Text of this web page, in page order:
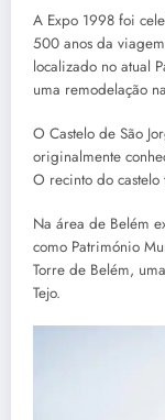
A Expo 1998 foi
500 anos da
localizado no atual
uma remodelação
O Castelo de São
originalmente
O recinto do
Na área de Belém
como Património
Torre de Belém,
Tejo.